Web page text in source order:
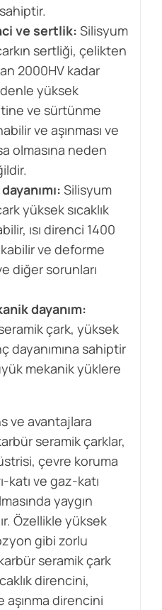
ve sertlik: Silisyum
sertliği, çelikten
2000HV kadar
yüksek
ve sürtünme
ve aşınması ve
olmasına neden
Silisyum
yüksek sıcaklık
ısı direnci 1400
ve deforme
diğer sorunları
dayanım:
çark, yüksek
dayanımına sahiptir
mekanik yüklere
ve avantajlara
seramik çarklar,
çevre koruma
katı ve gaz-katı
yaygın
Özellikle yüksek
gibi zorlu
seramik çark
direncini,
direncini